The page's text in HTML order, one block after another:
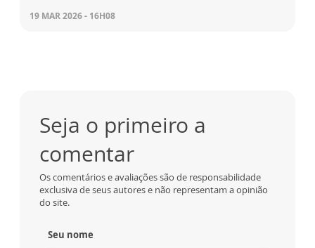
19 MAR 2026 - 16H08
Seja o primeiro a
comentar
Os comentários e avaliações são de responsabilidade
exclusiva de seus autores e não representam a opinião
do site.
Seu nome